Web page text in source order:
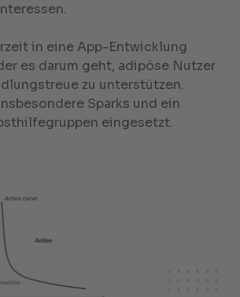
in eine App-Entwicklung
es darum geht, adipöse Nutzer
zu unterstützen.
Sparks und ein
eingesetzt.